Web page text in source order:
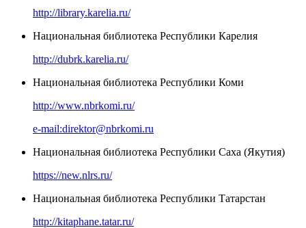
http://library.karelia.ru/
Национальная библиотека Республики Карелия
http://dubrk.karelia.ru/
Национальная библиотека Республики Коми
http://www.nbrkomi.ru/
e-mail:direktor@nbrkomi.ru
Национальная библиотека Республики Саха (Якутия)
https://new.nlrs.ru/
Национальная библиотека Республики Татарстан
http://kitaphane.tatar.ru/